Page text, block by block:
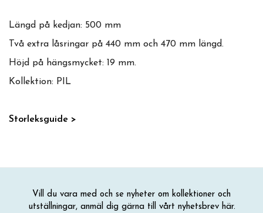
Längd på kedjan: 500 mm
Två extra låsringar på 440 mm och 470 mm längd.
Höjd på hängsmycket: 19 mm.
Kollektion: PIL
Storleksguide >
Vill du vara med och se nyheter om kollektioner och
utställningar, anmäl dig gärna till vårt nyhetsbrev här.